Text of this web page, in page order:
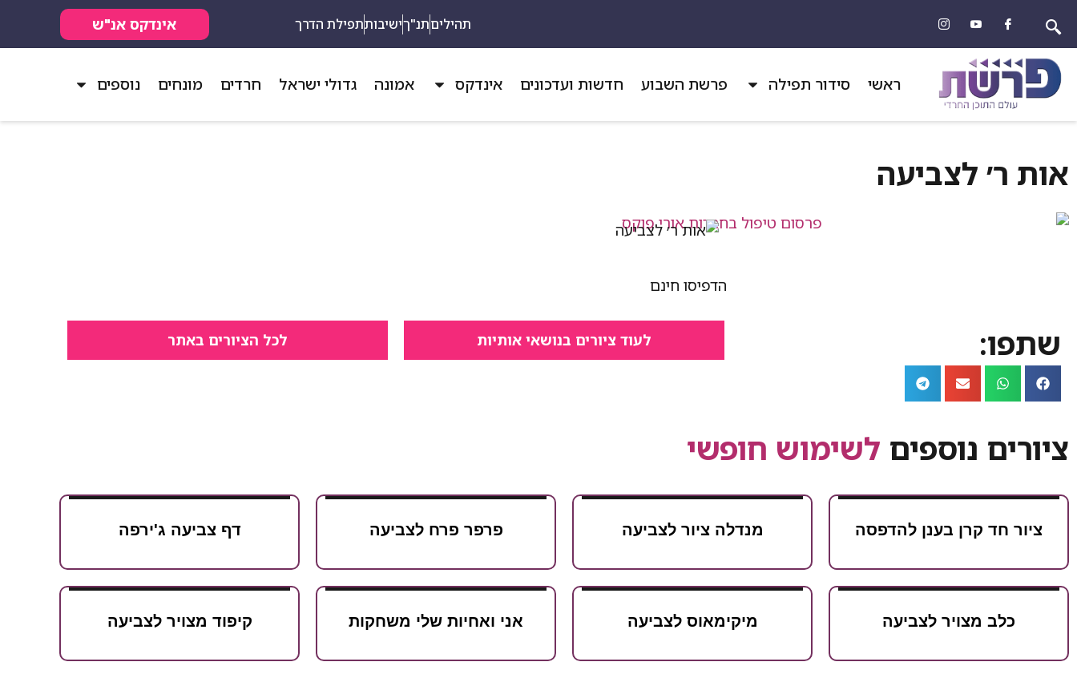
תהיליםתנ"ךישיבותתפילת הדרך אינדקס אנ"ש
ראשי סידור תפילה פרשת השבוע חדשות ועדכונים אינדקס אמונה גדולי ישראל חרדים מונחים נוספים
אות ר׳ לצביעה
הדפיסו חינם
שתפו: לעוד ציורים בנושאי אותיות לכל הציורים באתר
ציורים נוספים לשימוש חופשי
ציור חד קרן בענן להדפסה מנדלה ציור לצביעה פרפר פרח לצביעה דף צביעה ג'ירפה
כלב מצויר לצביעה מיקימאוס לצביעה אני ואחיות שלי משחקות קיפוד מצויר לצביעה